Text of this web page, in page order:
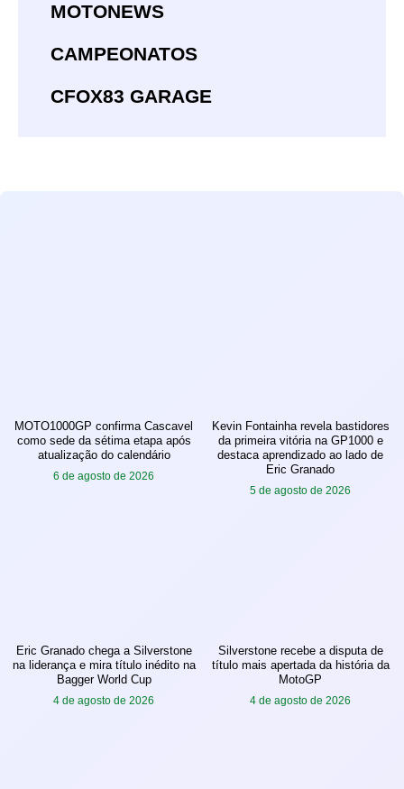
MOTONEWS
CAMPEONATOS
CFOX83 GARAGE
MOTO1000GP confirma Cascavel
como sede da sétima etapa após
atualização do calendário
6 de agosto de 2026
Kevin Fontainha revela bastidores
da primeira vitória na GP1000 e
destaca aprendizado ao lado de
Eric Granado
5 de agosto de 2026
Eric Granado chega a Silverstone
na liderança e mira título inédito na
Bagger World Cup
4 de agosto de 2026
Silverstone recebe a disputa de
título mais apertada da história da
MotoGP
4 de agosto de 2026